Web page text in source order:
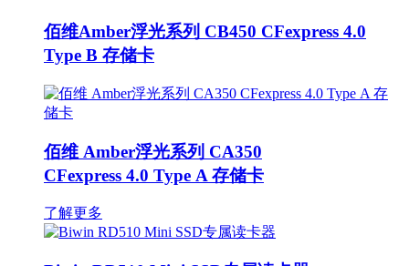
佰维Amber浮光系列 CB450 CFexpress 4.0
Type B 存储卡
佰维 Amber浮光系列 CA350
CFexpress 4.0 Type A 存储卡
了解更多